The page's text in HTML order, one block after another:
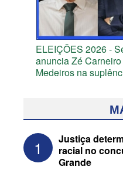
ELEIÇÕES 2026 -
anuncia Zé
Medeiros na
1
Justiça
racial no
Grande